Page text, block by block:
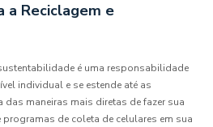
a Reciclagem e
é uma responsabilidade
individual e se estende até as
das maneiras mais diretas de fazer sua
de coleta de celulares em sua